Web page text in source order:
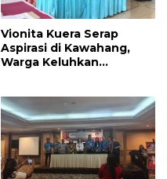
Vionita Kuera Serap
Aspirasi di Kawahang,
Warga Keluhkan